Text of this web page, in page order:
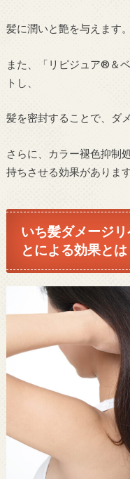
髪に潤いと艶を与えます。
また、「リピジュア®＆
トし、
髪を密封することで、ダ
さらに、カラー褪色抑制
持ちさせる効果があります
いち髪ダメージ
とによる効果とは